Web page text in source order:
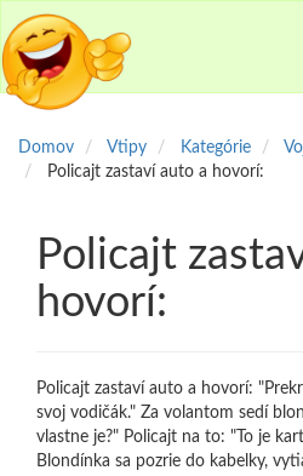
Domov Vtipy Kategórie
Policajt zastaví auto a hovorí:
Policajt
hovorí:
Policajt zastaví auto a hovorí:
svoj vodičák." Za volantom sedí
vlastne je?" Policajt na to: "To je
Blondínka sa pozrie do kabelky,